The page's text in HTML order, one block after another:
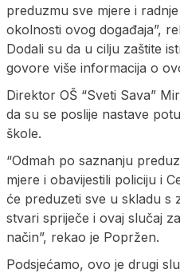
preduzmu sve mjere i
okolnosti ovog događaja”,
Dodali su da u cilju zaštite
govore više informacija o
Direktor OŠ “Sveti Sava”
da su se poslije nastave
škole.
“Odmah po saznanju
mjere i obavijestili policiju i
će preduzeti sve u skladu s
stvari spriječe i ovaj slučaj
način”, rekao je Popržen.
Podsjećamo, ovo je drugi